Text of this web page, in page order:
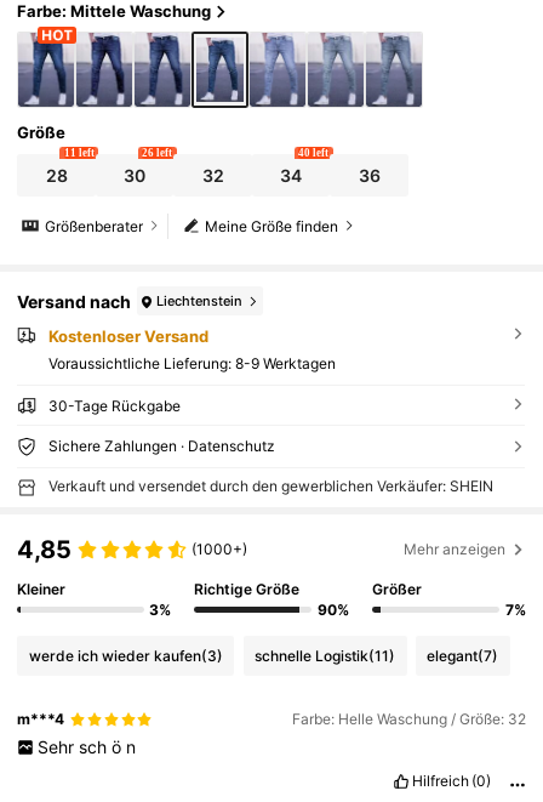
Farbe: Mittele Waschung
Größe
28
11 left
30
26 left
32 34
40 left
36
Meine Größe finden
Größenberater
Versand nach Liechtenstein
Kostenloser Versand
Voraussichtliche Lieferung: 8-9 Werktagen
30-Tage Rückgabe
Sichere Zahlungen · Datenschutz
Verkauft und versendet durch den gewerblichen Verkäufer: SHEIN
4,85 (1000+) Mehr anzeigen
Kleiner
3%
Richtige Größe
90%
Größer
7%
werde ich wieder kaufen(3) schnelle Logistik(11) elegant(7)
m***4 Farbe: Helle Waschung / Größe: 32
Sehr sch ö n
Hilfreich (0)